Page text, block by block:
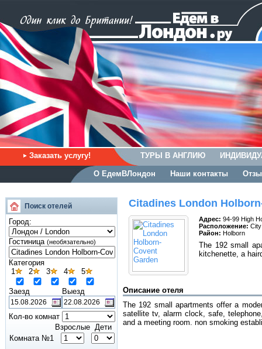
Заказать услугу! ТУРЫ В АНГЛИЮ
О ЕдемВЛондон Наши контакты
Поиск отелей
Город:
Гостиница (необязательно)
Категория
1
2 3 4 5
Заезд Выезд
Кол-во комнат
Взрослые Дети
Комната №1
Citadines London
Адрес: 94-99 High
Расположение:
Район: Holborn
The 192 small
kitchenette, a
Описание отеля
The 192 small apartments offer a
satellite tv, alarm clock, safe,
and a meeting room. non smoking